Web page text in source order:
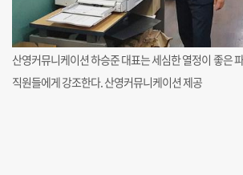
산영커뮤니케이션 하승준 대표는 세심한 열정이 좋은
직원들에게 강조한다. 산영커뮤니케이션 제공